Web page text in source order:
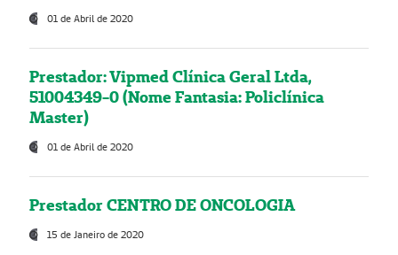
01 de Abril de 2020
Prestador: Vipmed Clínica Geral Ltda,
51004349-0 (Nome Fantasia: Policlínica
Master)
01 de Abril de 2020
Prestador CENTRO DE ONCOLOGIA
15 de Janeiro de 2020